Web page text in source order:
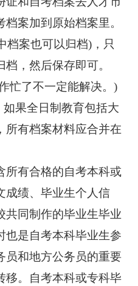
案加到原始档案里。
档案也可以归档)，只
，然后保存即可。
忙了不一定能解决。)
果全日制教育包括大
所有档案材料应合并在
所有合格的自考本科或
成绩、毕业生个人信
共同制作的毕业生毕业
也是自考本科毕业生参
员和地方公务员的重要
移。自考本科或专科毕